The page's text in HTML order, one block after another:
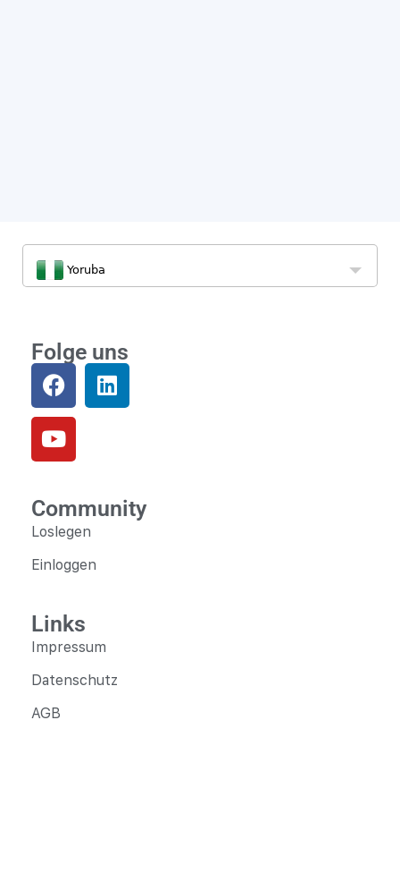
Yoruba
Folge uns
Community
Loslegen
Einloggen
Links
Impressum
Datenschutz
AGB